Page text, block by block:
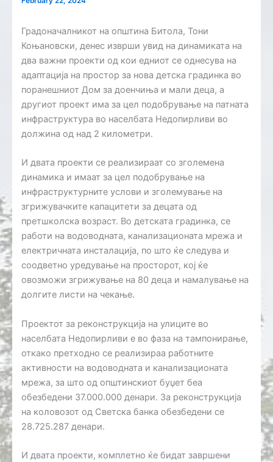
Градоначалникот на општина Битола, Тони
Коњановски, денес изврши увид на динамиката на
два важни проекти од кои едниот се однесува на
адаптација на простор за нова детска градинка во
поранешниот Дом за доенчиња и мали деца, а
другиот проект има за цел подобрување на патната
инфраструктура во населбата Недопирливи во
должина од над 2 километри.
И двата проекти се реализираат со зголемена
динамика и имаат за цел подобрување на
инфраструктурните услови и зголемување на
згрижувачките капацитети за децата од
претшколска возраст. Во детската градинка, се
работи на водоводната, канализационата мрежа и
електричната инсталација, по што ќе следува и
соодветно уредување на просторот, кој ќе
овозможи згрижување на 80 деца и намалување на
долгите листи на чекање.
Проектот за реконструкција на улиците во
населбата Недопирливи е во фаза на тампонирање,
откако претходно се реализираа работните
активности на водоводната и канализационата
мрежа, за што од општинскиот буџет беа
обезбедени 37.000.000 денари. За реконструкција
на коловозот од Светска банка обезбедени се
28.725.287 денари.
И двата проекти, комплетно ќе бидат завршени